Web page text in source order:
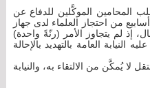
المحامين الموكَّلين للدفاع عن
من احتجاز العلماء لدى جهاز
إذ لم يتجاوز الأمر (رنّةً واحدة)
العامة بالتهديد بالإحالة
يُمكَّن من الالتقاء به، والنيابة